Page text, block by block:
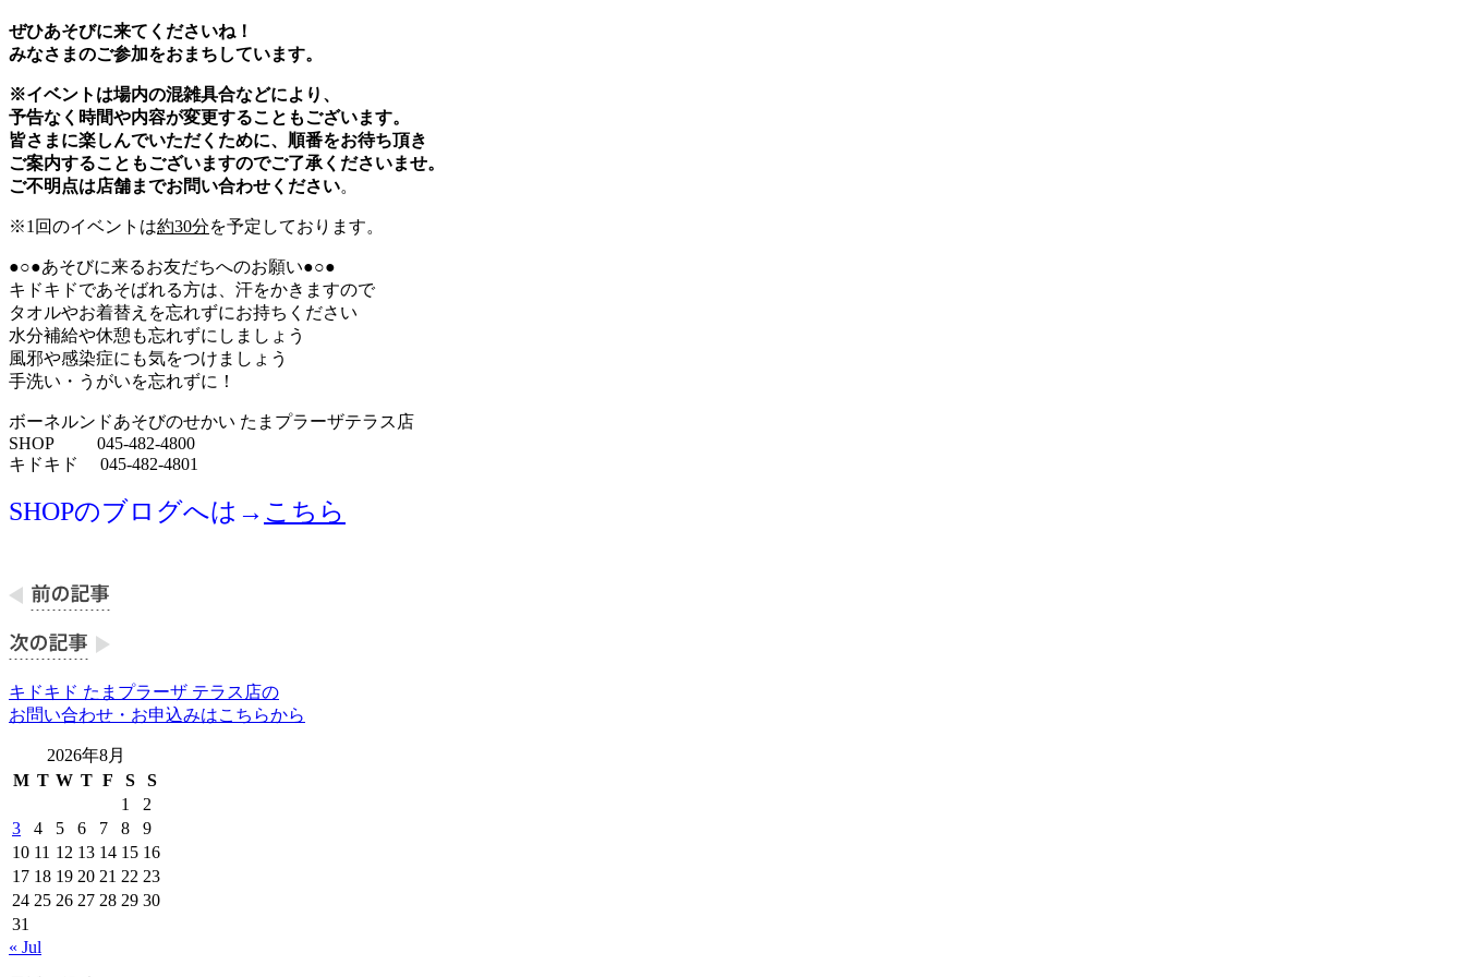
ぜひあそびに来てくださいね！
みなさまのご参加をおまちしています。
※イベントは場内の混雑具合などにより、
予告なく時間や内容が変更することもございます。
皆さまに楽しんでいただくために、順番をお待ち頂き
ご案内することもございますのでご了承くださいませ。
ご不明点は店舗までお問い合わせください。
※1回のイベントは約30分を予定しております。
●○●あそびに来るお友だちへのお願い●○●
キドキドであそばれる方は、汗をかきますので
タオルやお着替えを忘れずにお持ちください
水分補給や休憩も忘れずにしましょう
風邪や感染症にも気をつけましょう
手洗い・うがいを忘れずに！
ボーネルンドあそびのせかい たまプラーザテラス店
SHOP 045-482-4800
キドキド 045-482-4801
SHOPのブログへは→ こちら
キドキド たまプラーザ テラス店の
お問い合わせ・お申込みはこちらから
2026年8月
M T W T F S
S
1
2
3
4 5 6 7 8
9
10 11 12 13 14 15 16
17 18 19 20 21 22 23
24 25 26 27 28 29 30
31
« Jul